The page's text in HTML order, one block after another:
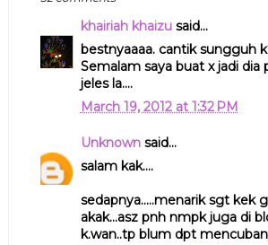
khairiah khaizusaid...
bestnyaaaa. cantik sungguh
Semalam saya buat x jadi dia
jeles la....
March 19, 2012 at 1:32 PM
Unknownsaid...
salam kak....
sedapnya.....menarik sgt kek
akak...asz pnh nmpk juga di
k.wan..tp blum dpt